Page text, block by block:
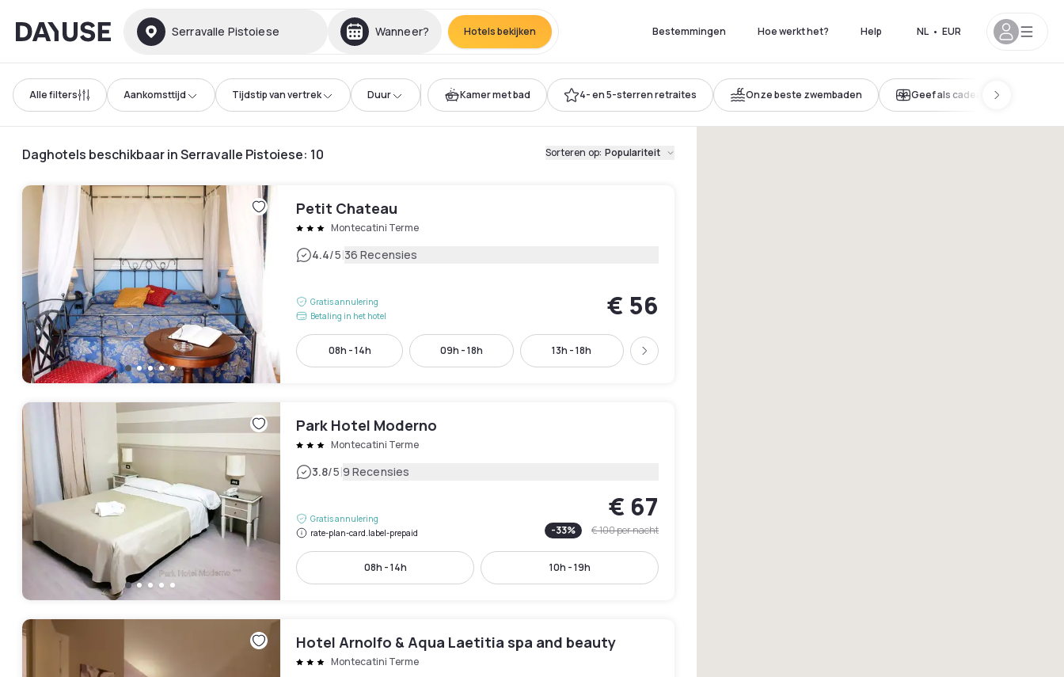
Dayuse Serravalle Pistoiese Wanneer? Hotels bekijken Bestemmingen Hoe werkt het? Help NL • EUR
Alle filters Aankomsttijd Tijdstip van vertrek Duur Kamer met bad 4- en 5-sterren retraites Onze beste zwembaden Geef als cadeau
Daghotels beschikbaar in Serravalle Pistoiese: 10 Sorteren op: Populariteit
Petit Chateau
Montecatini Terme
4.4/5|36 Recensies
Gratis annulering
Betaling in het hotel
€ 56
08h - 14h 09h - 18h 13h - 18h 18h - 23h30
Volgende
Park Hotel Moderno
Montecatini Terme
3.8/5|9 Recensies
Gratis annulering
rate-plan-card.label-prepaid
€ 67
-33% € 100per nacht
08h - 14h 10h - 19h
Hotel Arnolfo & Aqua Laetitia spa and beauty
Montecatini Terme